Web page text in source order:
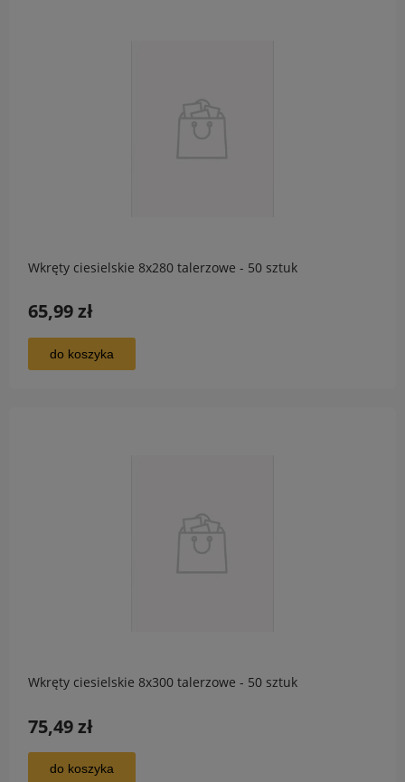
Wkręty ciesielskie 8x280 talerzowe - 50 sztuk
65,99 zł
do koszyka
Wkręty ciesielskie 8x300 talerzowe - 50 sztuk
75,49 zł
do koszyka